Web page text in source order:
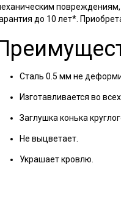
повреждениям,
до 10 лет*.
Сталь 0.5 мм не
Изготавливается во
Заглушка конька
Не выцветает.
Украшает кровлю.